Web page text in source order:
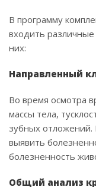
В программу
входить
них:
Направленный
Во время осмотра
массы тела,
зубных
выявить
болезненность
Общий анализ